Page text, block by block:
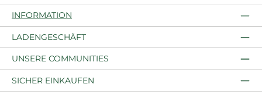
INFORMATION
LADENGESCHÄFT
UNSERE COMMUNITIES
SICHER EINKAUFEN